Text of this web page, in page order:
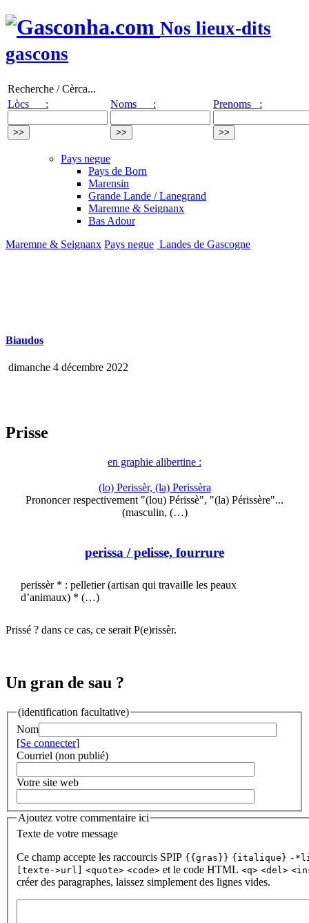
Nos lieux-dits
gascons
Recherche / Cèrca...
Lòcs :
Noms : Prenoms :
Pays negue
Pays de Born
Marensin
Grande Lande / Lanegrand
Maremne & Seignanx
Bas Adour
Maremne & Seignanx Pays negue Landes de Gascogne
Biaudos
dimanche 4 décembre 2022
Prisse
en graphie alibertine :
(lo) Perissèr, (la) Perissèra
Prononcer respectivement "(lou) Périssè", "(la) Périssère"...
(masculin, (…)
perissa / pelisse, fourrure
perissèr * : pelletier (artisan qui travaille les peaux
d’animaux) * (…)
Prissé ? dans ce cas, ce serait P(e)rissèr.
Un gran de sau ?
(identification facultative)
Nom
[Se connecter]
Courriel (non publié)
Votre site web
Ajoutez votre commentaire ici
Texte de votre message
Ce champ accepte les raccourcis SPIP {{gras}} {italique} -
[texte->url]
<quote> <code> et le code HTML <q> <del>
créer des paragraphes, laissez simplement des lignes vides.